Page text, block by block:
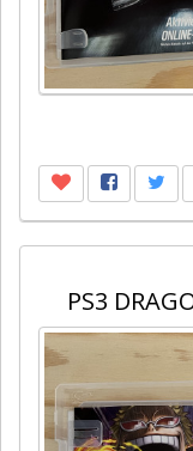
PS3